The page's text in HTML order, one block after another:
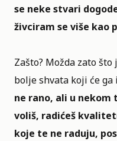
se neke stvari
živciram se više kao
Zašto? Možda zato
bolje shvata koji će
ne rano, ali u nekom
voliš, radićeš
koje te ne raduju,